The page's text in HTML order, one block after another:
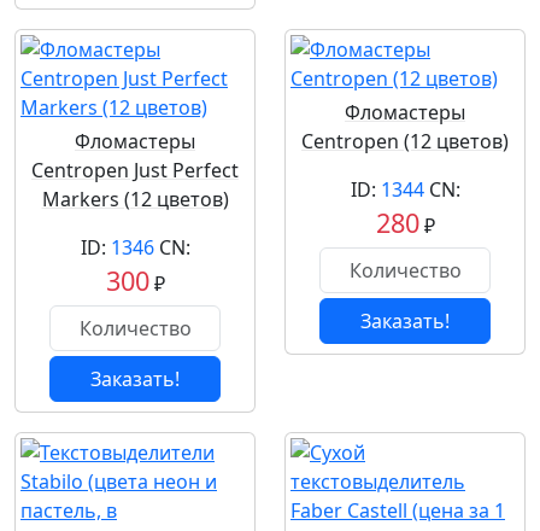
Фломастеры
Centropen Just Perfect
Markers (12 цветов)
ID: 1346CN:
300₽
Заказать!
Фломастеры
Centropen (12 цветов)
ID: 1344CN:
280₽
Заказать!